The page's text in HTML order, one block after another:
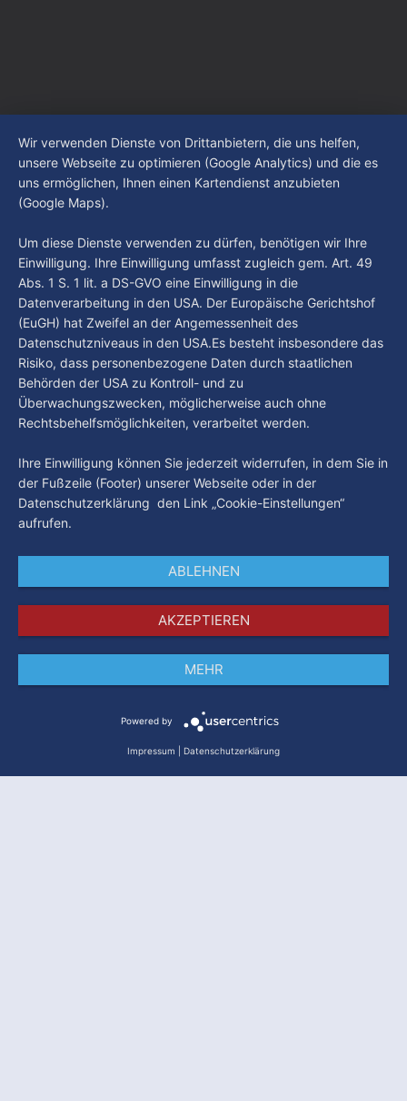
Datenschutz
Wir verwenden Dienste von Drittanbietern, die uns helfen,
unsere Webseite zu optimieren (Google Analytics) und die es
uns ermöglichen, Ihnen einen Kartendienst anzubieten
(Google Maps).
Um diese Dienste verwenden zu dürfen, benötigen wir Ihre
Einwilligung. Ihre Einwilligung umfasst zugleich gem. Art. 49
Abs. 1 S. 1 lit. a DS-GVO eine Einwilligung in die
Datenverarbeitung in den USA. Der Europäische Gerichtshof
(EuGH) hat Zweifel an der Angemessenheit des
Datenschutzniveaus in den USA.Es besteht insbesondere das
Risiko, dass personenbezogene Daten durch staatlichen
Behörden der USA zu Kontroll- und zu
Überwachungszwecken, möglicherweise auch ohne
Rechtsbehelfsmöglichkeiten, verarbeitet werden.
Ihre Einwilligung können Sie jederzeit widerrufen, in dem Sie in
der Fußzeile (Footer) unserer Webseite oder in der
Datenschutzerklärung den Link „Cookie-Einstellungen“
aufrufen.
ABLEHNEN
AKZEPTIEREN
MEHR
Powered by
Impressum Datenschutzerklärung